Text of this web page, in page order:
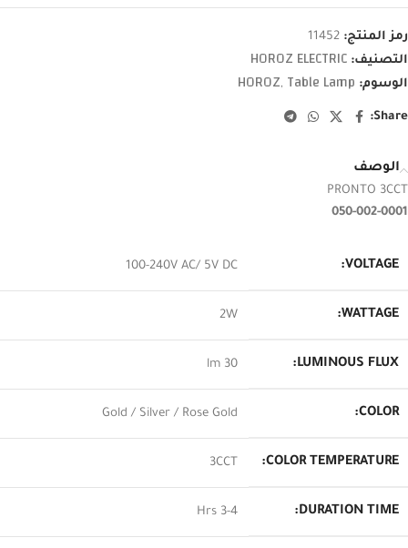
رمز المنتج: 11452
التصنيف: HOROZ ELECTRIC
الوسوم: HOROZ, Table Lamp
Share:
الوصف
PRONTO 3CCT
050-002-0001
VOLTAGE:
100-240V AC/ 5V DC
WATTAGE:
2W
LUMINOUS FLUX:
30 lm
COLOR:
Gold / Silver / Rose Gold
COLOR TEMPERATURE:
3CCT
DURATION TIME:
3-4 Hrs